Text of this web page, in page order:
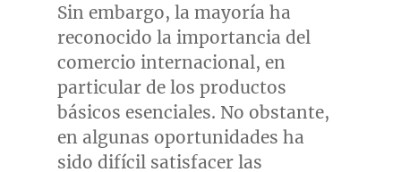
Sin embargo, la mayoría ha
reconocido la importancia del
comercio internacional, en
particular de los productos
básicos esenciales. No obstante,
en algunas oportunidades ha
sido difícil satisfacer las